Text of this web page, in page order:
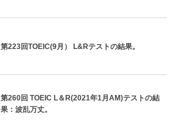
第223回TOEIC(9月） L&Rテストの結果。
第260回 TOEIC L＆R(2021年1月AM)テストの結
果：波乱万丈。